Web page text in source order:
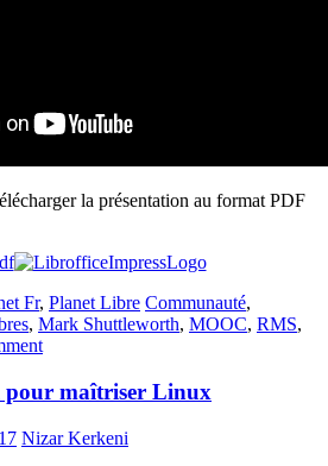
la présentation au format PDF
Fr, Planet Libre Communauté,
, Mark Shuttleworth, MOOC, RMS,
pour maîtriser Linux
Nizar Kerkeni